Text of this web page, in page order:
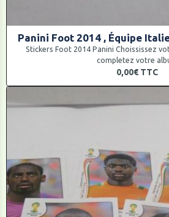
Panini Foot 2014 ,
Stickers Foot 2014 Panini Choississez
completez votre
0,00€ TTC